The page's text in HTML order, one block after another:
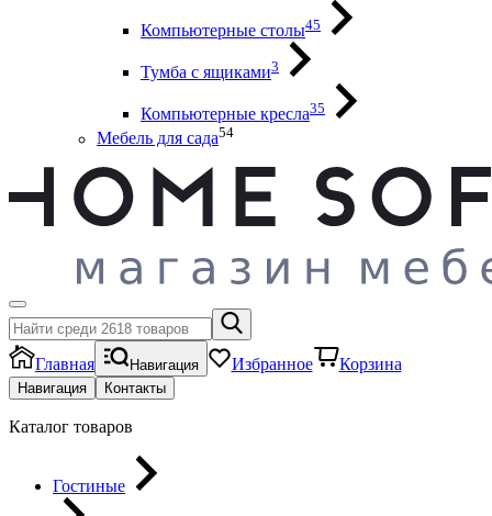
Компьютерные столы45
Тумба с ящиками3
Компьютерные кресла35
Мебель для сада54
Главная Навигация Избранное Корзина
Навигация Контакты
Каталог товаров
Гостиные